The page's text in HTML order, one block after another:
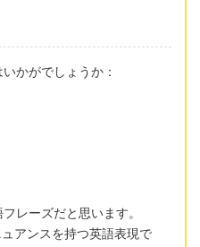
かがでしょうか：
レーズだと思います。
アンスを持つ英語表現で